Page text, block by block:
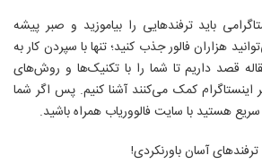
باید ترفندهایی را بیاموزید و صبر پیشه
هزاران فالور جذب کنید؛ تنها با سپردن کار به
قصد داریم تا شما را با تکنیک‌ها و روش‌های
اینستاگرام کمک می‌کنند آشنا کنیم. پس اگر شما
هستید با سایت فالووریاب همراه باشید.
ترفند‌های آسان باورنکردی!